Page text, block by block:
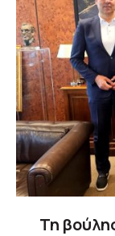
Τη